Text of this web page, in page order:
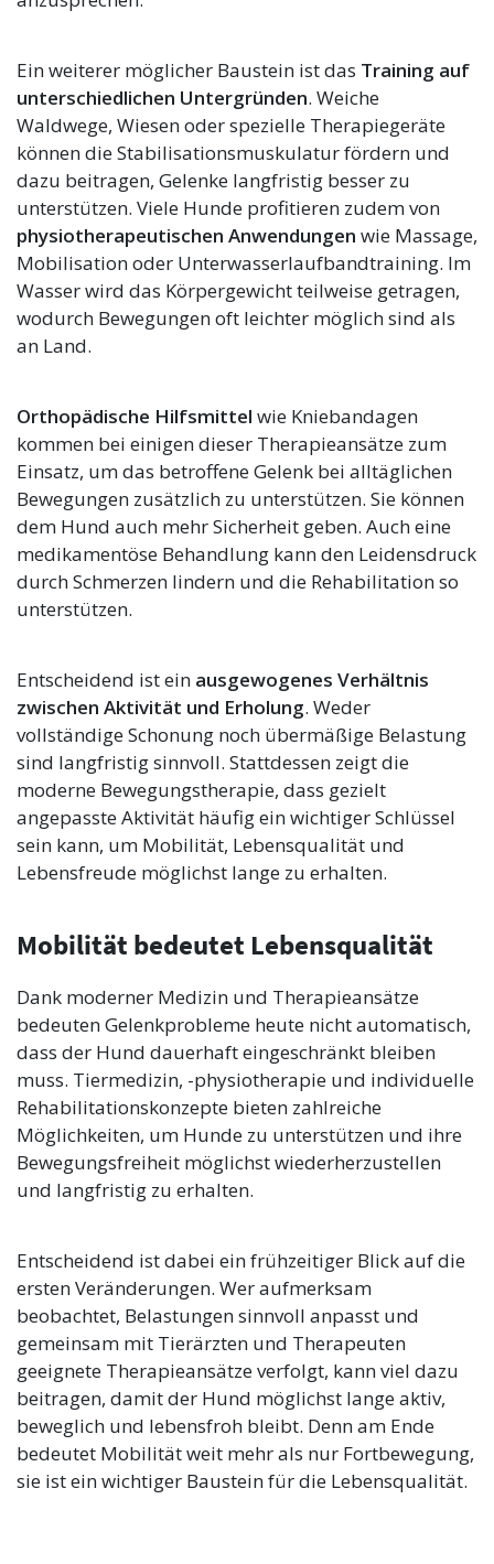
Ein weiterer möglicher Baustein ist das Training auf
unterschiedlichen Untergründen. Weiche
Waldwege, Wiesen oder spezielle Therapiegeräte
können die Stabilisationsmuskulatur fördern und
dazu beitragen, Gelenke langfristig besser zu
unterstützen. Viele Hunde profitieren zudem von
physiotherapeutischen Anwendungen wie Massage,
Mobilisation oder Unterwasserlaufbandtraining. Im
Wasser wird das Körpergewicht teilweise getragen,
wodurch Bewegungen oft leichter möglich sind als
an Land.
Orthopädische Hilfsmittel wie Kniebandagen
kommen bei einigen dieser Therapieansätze zum
Einsatz, um das betroffene Gelenk bei alltäglichen
Bewegungen zusätzlich zu unterstützen. Sie können
dem Hund auch mehr Sicherheit geben. Auch eine
medikamentöse Behandlung kann den Leidensdruck
durch Schmerzen lindern und die Rehabilitation so
unterstützen.
Entscheidend ist ein ausgewogenes Verhältnis
zwischen Aktivität und Erholung. Weder
vollständige Schonung noch übermäßige Belastung
sind langfristig sinnvoll. Stattdessen zeigt die
moderne Bewegungstherapie, dass gezielt
angepasste Aktivität häufig ein wichtiger Schlüssel
sein kann, um Mobilität, Lebensqualität und
Lebensfreude möglichst lange zu erhalten.
Mobilität bedeutet Lebensqualität
Dank moderner Medizin und Therapieansätze
bedeuten Gelenkprobleme heute nicht automatisch,
dass der Hund dauerhaft eingeschränkt bleiben
muss. Tiermedizin, -physiotherapie und individuelle
Rehabilitationskonzepte bieten zahlreiche
Möglichkeiten, um Hunde zu unterstützen und ihre
Bewegungsfreiheit möglichst wiederherzustellen
und langfristig zu erhalten.
Entscheidend ist dabei ein frühzeitiger Blick auf die
ersten Veränderungen. Wer aufmerksam
beobachtet, Belastungen sinnvoll anpasst und
gemeinsam mit Tierärzten und Therapeuten
geeignete Therapieansätze verfolgt, kann viel dazu
beitragen, damit der Hund möglichst lange aktiv,
beweglich und lebensfroh bleibt. Denn am Ende
bedeutet Mobilität weit mehr als nur Fortbewegung,
sie ist ein wichtiger Baustein für die Lebensqualität.